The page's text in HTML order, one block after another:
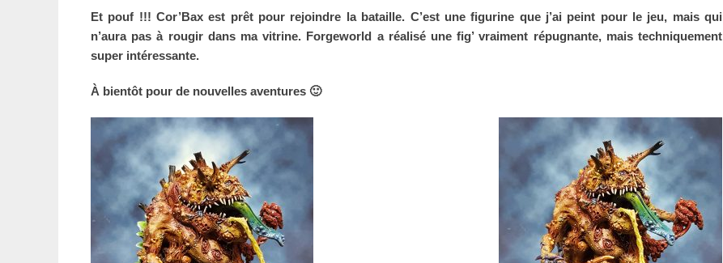
Et pouf !!! Cor’Bax est prêt pour rejoindre la bataille. C’est une figurine que j’ai peint pour le jeu, mais qui
n’aura pas à rougir dans ma vitrine. Forgeworld a réalisé une fig’ vraiment répugnante, mais techniquement
super intéressante.
À bientôt pour de nouvelles aventures 🙂